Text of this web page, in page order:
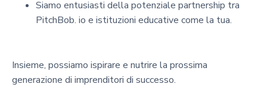
Siamo entusiasti della potenziale partnership tra
PitchBob. io e istituzioni educative come la tua.
Insieme, possiamo ispirare e nutrire la prossima
generazione di imprenditori di successo.